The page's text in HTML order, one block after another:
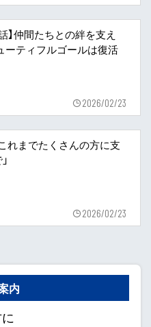
】仲間たちとの絆を支え
ーティフルゴールは復活
2026/02/23
れまでたくさんの方に支
2026/02/23
内